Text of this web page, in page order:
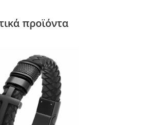
προϊόντα